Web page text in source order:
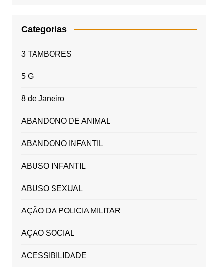
Categorias
3 TAMBORES
5 G
8 de Janeiro
ABANDONO DE ANIMAL
ABANDONO INFANTIL
ABUSO INFANTIL
ABUSO SEXUAL
AÇÃO DA POLICIA MILITAR
AÇÃO SOCIAL
ACESSIBILIDADE